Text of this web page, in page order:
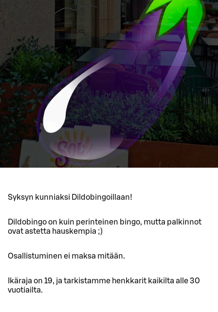
Syksyn kunniaksi Dildobingoillaan!
Dildobingo on kuin perinteinen bingo, mutta palkinnot
ovat astetta hauskempia ;)
Osallistuminen ei maksa mitään.
Ikäraja on 19, ja tarkistamme henkkarit kaikilta alle 30
vuotiailta.